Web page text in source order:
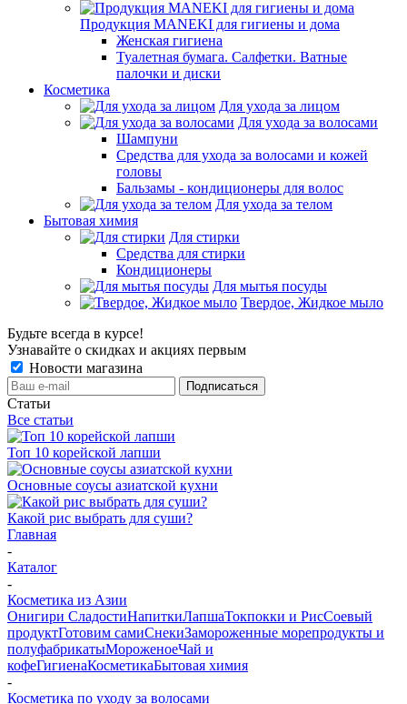
Продукция MANEKI для гигиены и дома
Женская гигиена
Туалетная бумага. Салфетки. Ватные
палочки и диски
Косметика
Для ухода за лицом
Для ухода за волосами
Шампуни
Средства для ухода за волосами и кожей
головы
Бальзамы - кондиционеры для волос
Для ухода за телом
Бытовая химия
Для стирки
Средства для стирки
Кондиционеры
Для мытья посуды
Твердое, Жидкое мыло
Будьте всегда в курсе!
Узнавайте о скидках и акциях первым
Новости магазина
Статьи
Все статьи
Топ 10 корейской лапши
Основные соусы азиатской кухни
Какой рис выбрать для суши?
Главная
-
Каталог
-
Косметика из Азии
Онигири СладостиНапиткиЛапшаТокпокки и РисСоевый
продуктГотовим самиСнекиЗамороженные морепродукты и
полуфабрикатыМороженоеЧай и
кофеГигиенаКосметикаБытовая химия
-
Косметика по уходу за волосами